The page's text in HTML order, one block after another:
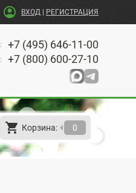
account_circle ВХОД РЕГИСТРАЦИЯ
: +7 (495) 646-11-00
: +7 (800) 600-27-10
shopping_cart Корзина: 0
arrow_left